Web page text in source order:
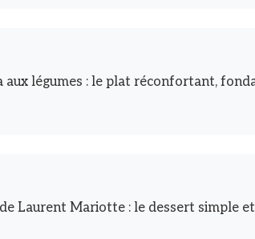
aux légumes : le plat réconfortant,
Laurent Mariotte : le dessert simple